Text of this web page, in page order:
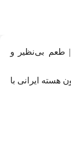
| طعم بی‌نظیر و
هسته ایرانی با